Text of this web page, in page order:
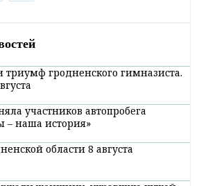
Спорт
такой
гродненец
стал самым
страны в
шашек